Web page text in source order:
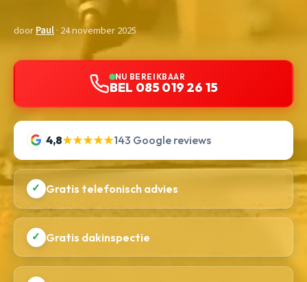
doorPaul· 24 november 2025
NU BEREIKBAAR
BEL 085 019 26 15
4,8★★★★★143 Google reviews
✓ Gratis telefonisch advies
✓ Gratis dakinspectie